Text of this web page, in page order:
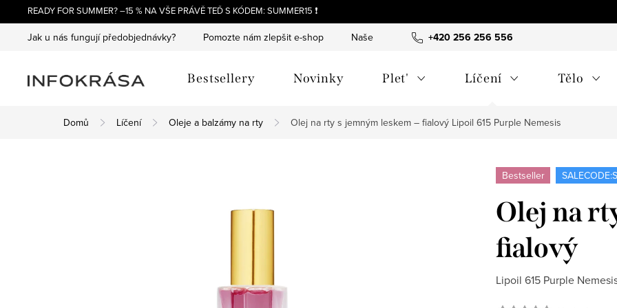
na
obsah
READY FOR SUMMER? –15 % NA VŠE PRÁVĚ TEĎ S KÓDEM: SUMMER15 ❗
+420 256 256 556
Jak u nás fungují předobjednávky? Pomozte nám zlepšit e-shop Naše tipy a příběhy O nás
Bestsellery Novinky Plet' Líčení Tělo
Domů Líčení Oleje a balzámy na rty Olej na rty s jemným leskem – fialový Lipoil 615 Purple Nemesis
Bestseller
Olej na
fialový
Lipoil 615 Purple